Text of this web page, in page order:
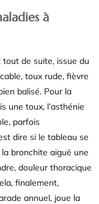
à
de suite, issue du
toux rude, fièvre
balisé. Pour la
une toux, l’asthénie
parfois
dire si le tableau se
bronchite aiguë une
douleur thoracique
finalement,
annuel, joue la